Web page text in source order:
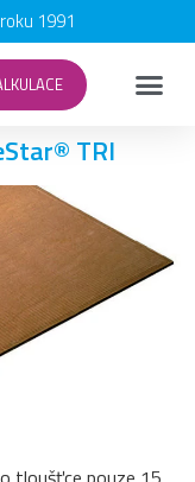
1991
TRI